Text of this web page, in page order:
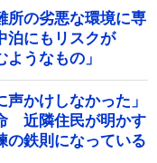
所の劣悪な環境に専
泊にもリスクが
ようなもの」
声かけしなかった」
近隣住民が明かす
の鉄則になっている